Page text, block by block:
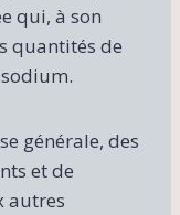
qui, à son
quantités de
générale, des
et de
autres